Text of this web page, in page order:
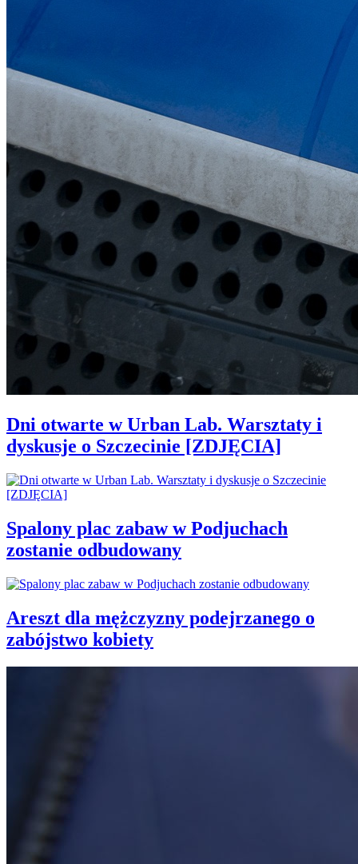
Dni otwarte w Urban Lab. Warsztaty i
dyskusje o Szczecinie [ZDJĘCIA]
Spalony plac zabaw w Podjuchach
zostanie odbudowany
Areszt dla mężczyzny podejrzanego o
zabójstwo kobiety